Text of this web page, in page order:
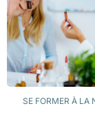
SE FORMER À LA